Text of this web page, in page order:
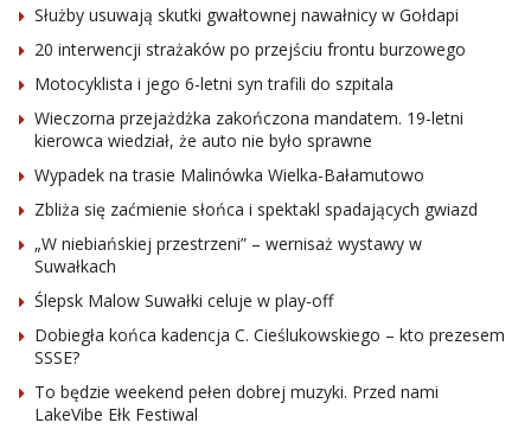
Służby usuwają skutki gwałtownej nawałnicy w Gołdapi
20 interwencji strażaków po przejściu frontu burzowego
Motocyklista i jego 6-letni syn trafili do szpitala
Wieczorna przejażdżka zakończona mandatem. 19-letni
kierowca wiedział, że auto nie było sprawne
Wypadek na trasie Malinówka Wielka-Bałamutowo
Zbliża się zaćmienie słońca i spektakl spadających gwiazd
„W niebiańskiej przestrzeni” – wernisaż wystawy w
Suwałkach
Ślepsk Malow Suwałki celuje w play-off
Dobiegła końca kadencja C. Cieślukowskiego – kto prezesem
SSSE?
To będzie weekend pełen dobrej muzyki. Przed nami
LakeVibe Ełk Festiwal